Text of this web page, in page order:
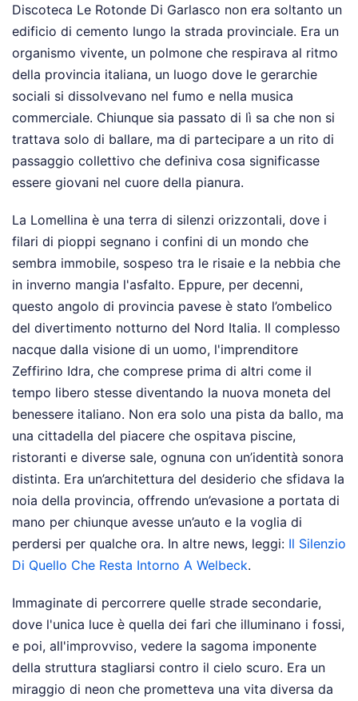
Discoteca Le Rotonde Di Garlasco non era soltanto un
edificio di cemento lungo la strada provinciale. Era un
organismo vivente, un polmone che respirava al ritmo
della provincia italiana, un luogo dove le gerarchie
sociali si dissolvevano nel fumo e nella musica
commerciale. Chiunque sia passato di lì sa che non si
trattava solo di ballare, ma di partecipare a un rito di
passaggio collettivo che definiva cosa significasse
essere giovani nel cuore della pianura.
La Lomellina è una terra di silenzi orizzontali, dove i
filari di pioppi segnano i confini di un mondo che
sembra immobile, sospeso tra le risaie e la nebbia che
in inverno mangia l'asfalto. Eppure, per decenni,
questo angolo di provincia pavese è stato l’ombelico
del divertimento notturno del Nord Italia. Il complesso
nacque dalla visione di un uomo, l'imprenditore
Zeffirino Idra, che comprese prima di altri come il
tempo libero stesse diventando la nuova moneta del
benessere italiano. Non era solo una pista da ballo, ma
una cittadella del piacere che ospitava piscine,
ristoranti e diverse sale, ognuna con un’identità sonora
distinta. Era un’architettura del desiderio che sfidava la
noia della provincia, offrendo un’evasione a portata di
mano per chiunque avesse un’auto e la voglia di
perdersi per qualche ora. In altre news, leggi: Il Silenzio
Di Quello Che Resta Intorno A Welbeck.
Immaginate di percorrere quelle strade secondarie,
dove l'unica luce è quella dei fari che illuminano i fossi,
e poi, all'improvviso, vedere la sagoma imponente
della struttura stagliarsi contro il cielo scuro. Era un
miraggio di neon che prometteva una vita diversa da